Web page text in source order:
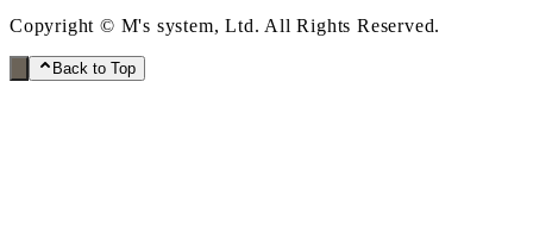
Copyright © M's system, Ltd. All Rights Reserved.
Back to Top